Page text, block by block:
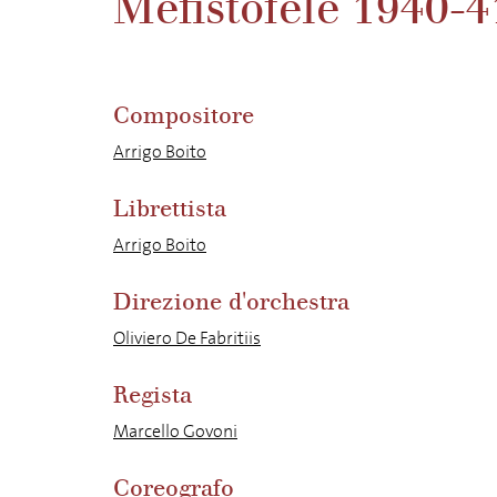
Compositore
Arrigo Boito
Librettista
Arrigo Boito
Direzione d'orchestra
Oliviero De Fabritiis
Regista
Marcello Govoni
Coreografo